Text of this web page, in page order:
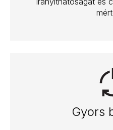
Gyors